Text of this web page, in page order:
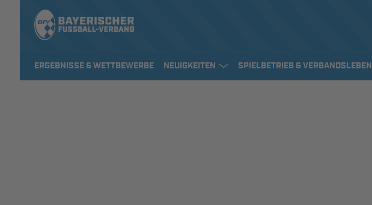
ERGEBNISSE & WETTBEWERBE NEUIGKEITEN SPIELBETRIEB & VERBANDSLEBEN